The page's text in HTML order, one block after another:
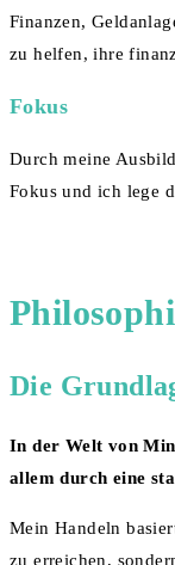
Finanzen,
zu helfen, ihre
Fokus
Durch meine
Fokus und ich lege
Die
In der Welt von
allem durch eine
Mein Handeln
zu erreichen,